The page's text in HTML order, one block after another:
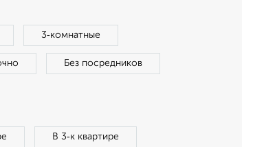
3‑комнатные
Без посредников
В 3‑к квартире